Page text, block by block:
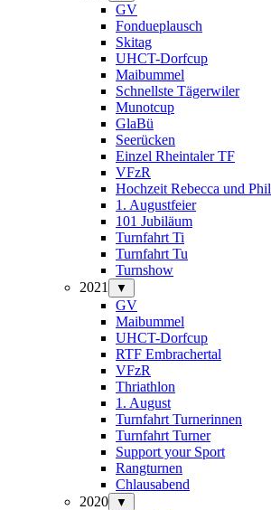
GV
Fondueplausch
Skitag
UHCT-Dorfcup
Maibummel
Schnellste Tägerwiler
Munotcup
GlaBü
Seerücken
Einzel Rheintaler TF
VFzR
Hochzeit Rebecca und
1. Augustfeier
101 Jubiläum
Turnfahrt Ti
Turnfahrt Tu
Turnshow
2021
▼
GV
Maibummel
UHCT-Dorfcup
RTF Embrachertal
VFzR
Thriathlon
1. August
Turnfahrt Turnerinnen
Turnfahrt Turner
Support your Sport
Rangturnen
Chlausabend
2020
▼